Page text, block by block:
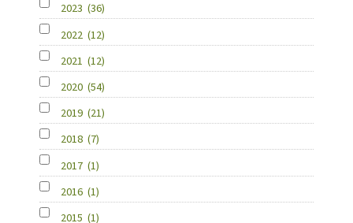
2023 (36)
2022 (12)
2021 (12)
2020 (54)
2019 (21)
2018 (7)
2017 (1)
2016 (1)
2015 (1)